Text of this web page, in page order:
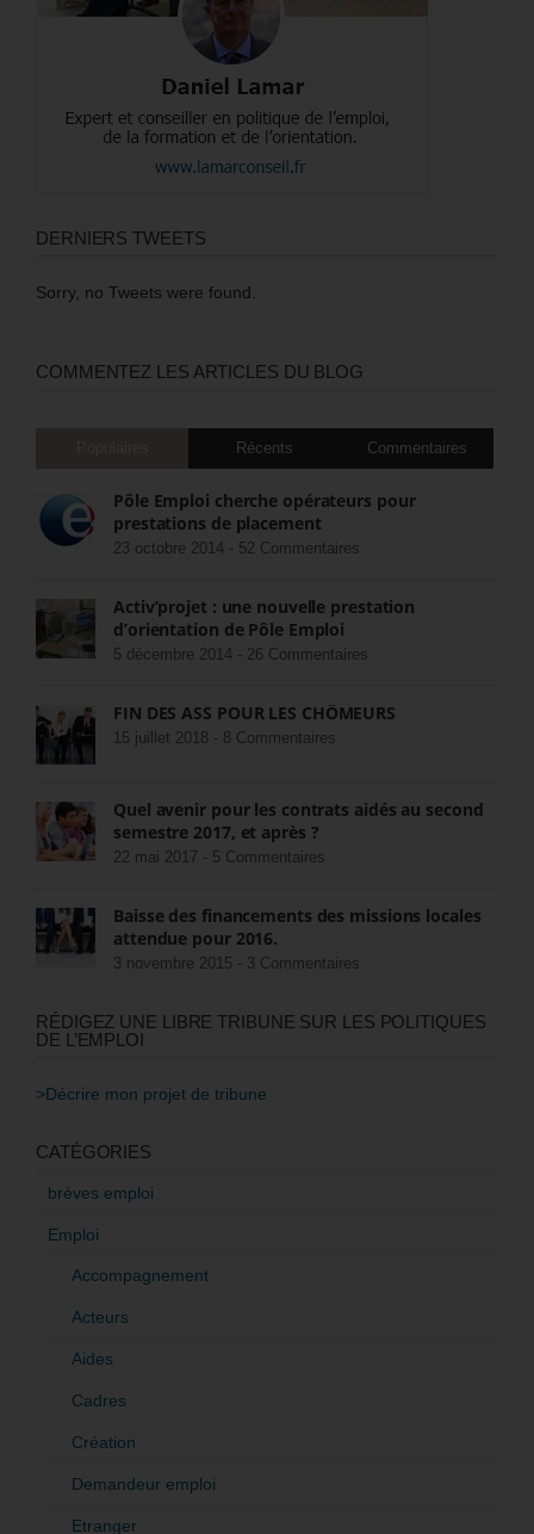
DERNIERS TWEETS
Sorry, no Tweets were found.
COMMENTEZ LES ARTICLES DU BLOG
Récents Commentaires
Pôle Emploi cherche opérateurs pour
prestations de placement
23 octobre 2014 - 52 Commentaires
Activ’projet : une nouvelle prestation
d’orientation de Pôle Emploi
5 décembre 2014 - 26 Commentaires
FIN DES ASS POUR LES CHÔMEURS
15 juillet 2018 - 8 Commentaires
Quel avenir pour les contrats aidés au second
semestre 2017, et après ?
22 mai 2017 - 5 Commentaires
Baisse des financements des missions locales
attendue pour 2016.
3 novembre 2015 - 3 Commentaires
RÉDIGEZ UNE LIBRE TRIBUNE SUR LES POLITIQUES
DE L’EMPLOI
>Décrire mon projet de tribune
CATÉGORIES
brèves emploi
Emploi
Accompagnement
Acteurs
Aides
Cadres
Création
Demandeur emploi
Etranger